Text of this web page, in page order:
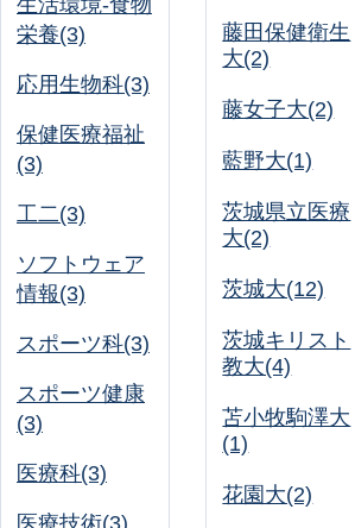
生活環境-食物
栄養(3)
応用生物科(3)
保健医療福祉
(3)
工二(3)
ソフトウェア
情報(3)
スポーツ科(3)
スポーツ健康
(3)
医療科(3)
医療技術(3)
藤田保健衛生
大(2)
藤女子大(2)
藍野大(1)
茨城県立医療
大(2)
茨城大(12)
茨城キリスト
教大(4)
苫小牧駒澤大
(1)
花園大(2)